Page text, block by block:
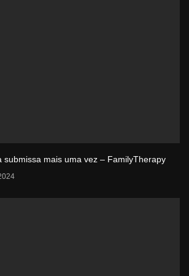
submissa mais uma vez – FamilyTherapy